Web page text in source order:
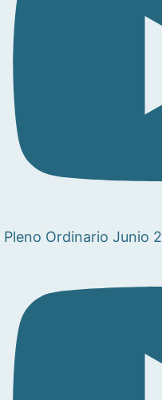
Pleno Ordinario Junio